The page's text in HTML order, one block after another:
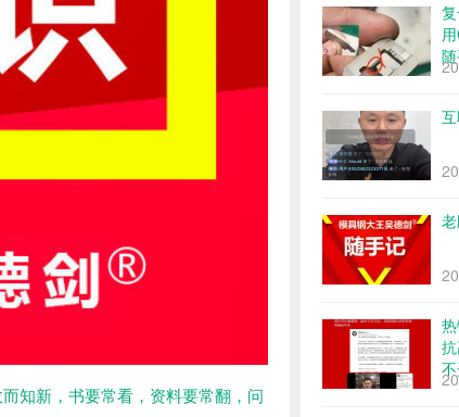
知新，书要常看，资料要常翻，问